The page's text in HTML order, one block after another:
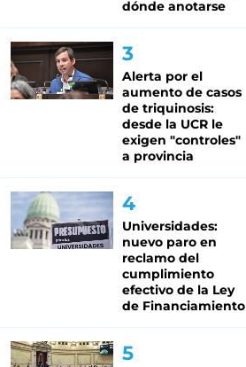
dónde anotarse
Alerta por el
aumento de casos
de triquinosis:
desde la UCR le
exigen "controles"
a provincia
Universidades:
nuevo paro en
reclamo del
cumplimiento
efectivo de la Ley
de Financiamiento